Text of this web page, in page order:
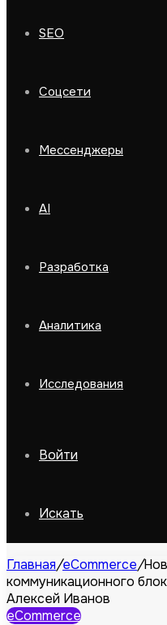
SEO
Соцсети
Мессенджеры
AI
Разработка
Аналитика
Исследования
Войти
Искать
Главная/eCommerce/
коммуникационного
Алексей Иванов
eCommerce